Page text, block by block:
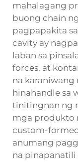
mahalagang
buong chain
pagpapakita
cavity ay
laban sa
forces, at
na
hinahandle sa
tinitingnan ng
mga produkto
custom-
anumang
na